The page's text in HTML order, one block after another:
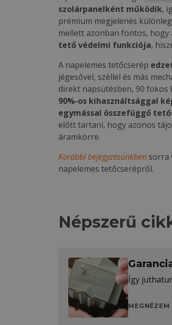
szolárpanelként működik,
prémium megjelenés
mellett azonban fontos, hogy
tető védelmi funkciója,
A napelemes tetőcserép
jégesővel, széllel és más
direkt napsütésben, 90 fokos
90%-os kihasználtsággal
egymással összefüggő
előtt tartani, hogy azonos
áramkörre.
Korábbi bejegyzésünkben sorra
napelemes tetőcserépről.
Népszerű
Így
MEGNÉZEM